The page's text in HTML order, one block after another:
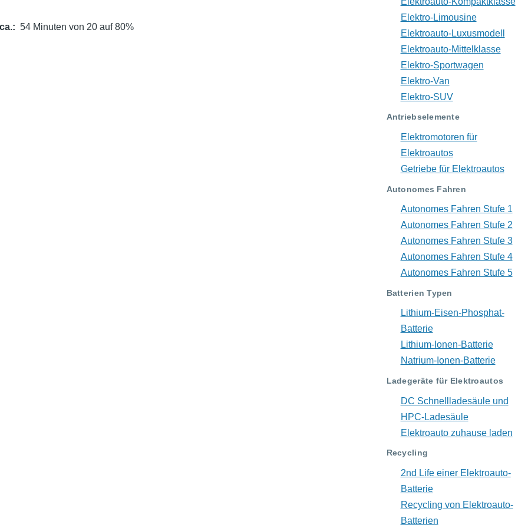
54 Minuten von 20 auf 80%
Elektro-Limousine
Elektroauto-Luxusmodell
Elektroauto-Mittelklasse
Elektro-Sportwagen
Elektro-Van
Elektro-SUV
Antriebselemente
Elektromotoren für
Elektroautos
Getriebe für Elektroautos
Autonomes Fahren
Autonomes Fahren Stufe 1
Autonomes Fahren Stufe 2
Autonomes Fahren Stufe 3
Autonomes Fahren Stufe 4
Autonomes Fahren Stufe 5
Batterien Typen
Lithium-Eisen-Phosphat-
Batterie
Lithium-Ionen-Batterie
Natrium-Ionen-Batterie
Ladegeräte für Elektroautos
DC Schnellladesäule und
HPC-Ladesäule
Elektroauto zuhause laden
Recycling
2nd Life einer Elektroauto-
Batterie
Recycling von Elektroauto-
Batterien